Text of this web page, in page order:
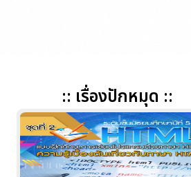
:: เรื่องปักหมุด ::